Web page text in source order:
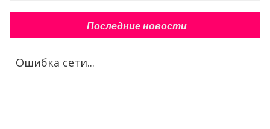
Последние новости
Ошибка сети...